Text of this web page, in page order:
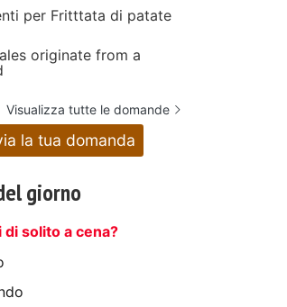
per Fritttata di patate
originate from a
Visualizza tutte le domande
la tua domanda
giorno
solito a cena?